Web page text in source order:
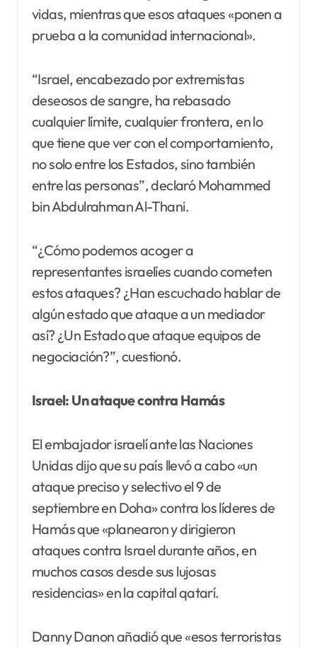
vidas, mientras que esos ataques «ponen a
prueba a la comunidad internacional».
“Israel, encabezado por extremistas
deseosos de sangre, ha rebasado
cualquier límite, cualquier frontera, en lo
que tiene que ver con el comportamiento,
no solo entre los Estados, sino también
entre las personas”, declaró Mohammed
bin Abdulrahman Al-Thani.
“¿Cómo podemos acoger a
representantes israelíes cuando cometen
estos ataques? ¿Han escuchado hablar de
algún estado que ataque a un mediador
así? ¿Un Estado que ataque equipos de
negociación?”, cuestionó.
Israel: Un ataque contra Hamás
El embajador israelí ante las Naciones
Unidas dijo que su país llevó a cabo «un
ataque preciso y selectivo el 9 de
septiembre en Doha» contra los líderes de
Hamás que «planearon y dirigieron
ataques contra Israel durante años, en
muchos casos desde sus lujosas
residencias» en la capital qatarí.
Danny Danon añadió que «esos terroristas